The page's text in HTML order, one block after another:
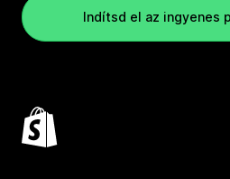
Indítsd el az ingyenes